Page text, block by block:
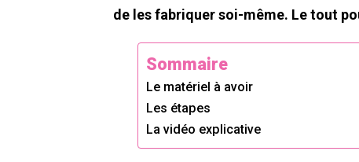
de les fabriquer soi-même. Le tout
Sommaire
Le matériel à avoir
Les étapes
La vidéo explicative